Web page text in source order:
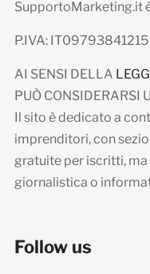
SupportoMarketing.it
P.IVA: IT09793841215
AI SENSI DELLA
PUÒ CONSIDERARSI
Il sito è dedicato a
imprenditori, con
gratuite per iscritti,
giornalistica o
Follow us